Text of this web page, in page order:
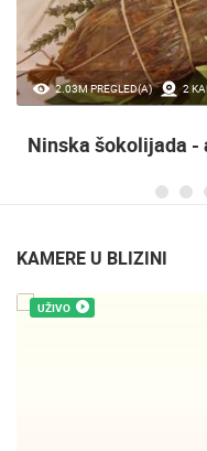
2.03M PREGLED(A) 2
Ninska šokolijada
KAMERE U BLIZINI
UŽIVO